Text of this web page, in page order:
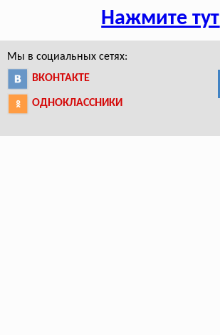
Нажмите тут
Мы в социальных сетях:
ВКОНТАКТЕ
ОДНОКЛАССНИКИ